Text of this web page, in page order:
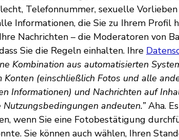
Telefonnummer, sexuelle
Informationen, die Sie zu Ihrem Profil
Nachrichten – die Moderatoren von
Sie die Regeln einhalten. Ihre
Kombination aus automatisierten
Konten (einschließlich Fotos und alle
Informationen) und Nachrichten auf
andeuten.”Aha.
wenn Sie eine Fotobestätigung
Sie können auch wählen, Ihren